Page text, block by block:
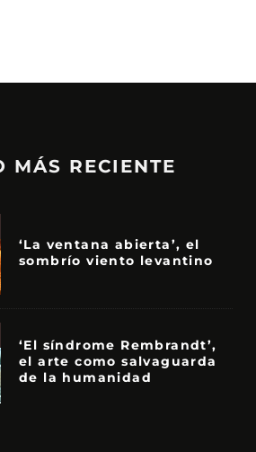
MÁS RECIENTE
‘La ventana abierta’, el
sombrío viento levantino
‘El síndrome Rembrandt’,
el arte como salvaguarda
de la humanidad